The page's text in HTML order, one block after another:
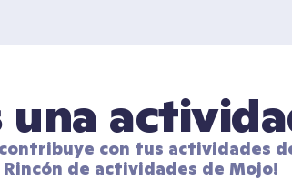
una
con tus actividades
de actividades de Mojo!